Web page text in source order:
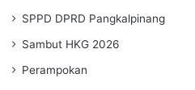
SPPD DPRD Pangkalpinang
Sambut HKG 2026
Perampokan